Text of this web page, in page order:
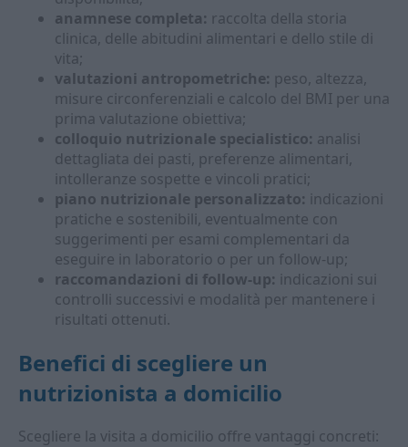
anamnese completa: raccolta della storia
clinica, delle abitudini alimentari e dello stile di
vita;
valutazioni antropometriche: peso, altezza,
misure circonferenziali e calcolo del BMI per una
prima valutazione obiettiva;
colloquio nutrizionale specialistico: analisi
dettagliata dei pasti, preferenze alimentari,
intolleranze sospette e vincoli pratici;
piano nutrizionale personalizzato: indicazioni
pratiche e sostenibili, eventualmente con
suggerimenti per esami complementari da
eseguire in laboratorio o per un follow-up;
raccomandazioni di follow-up: indicazioni sui
controlli successivi e modalità per mantenere i
risultati ottenuti.
Benefici di scegliere un
nutrizionista a domicilio
Scegliere la visita a domicilio offre vantaggi concreti: